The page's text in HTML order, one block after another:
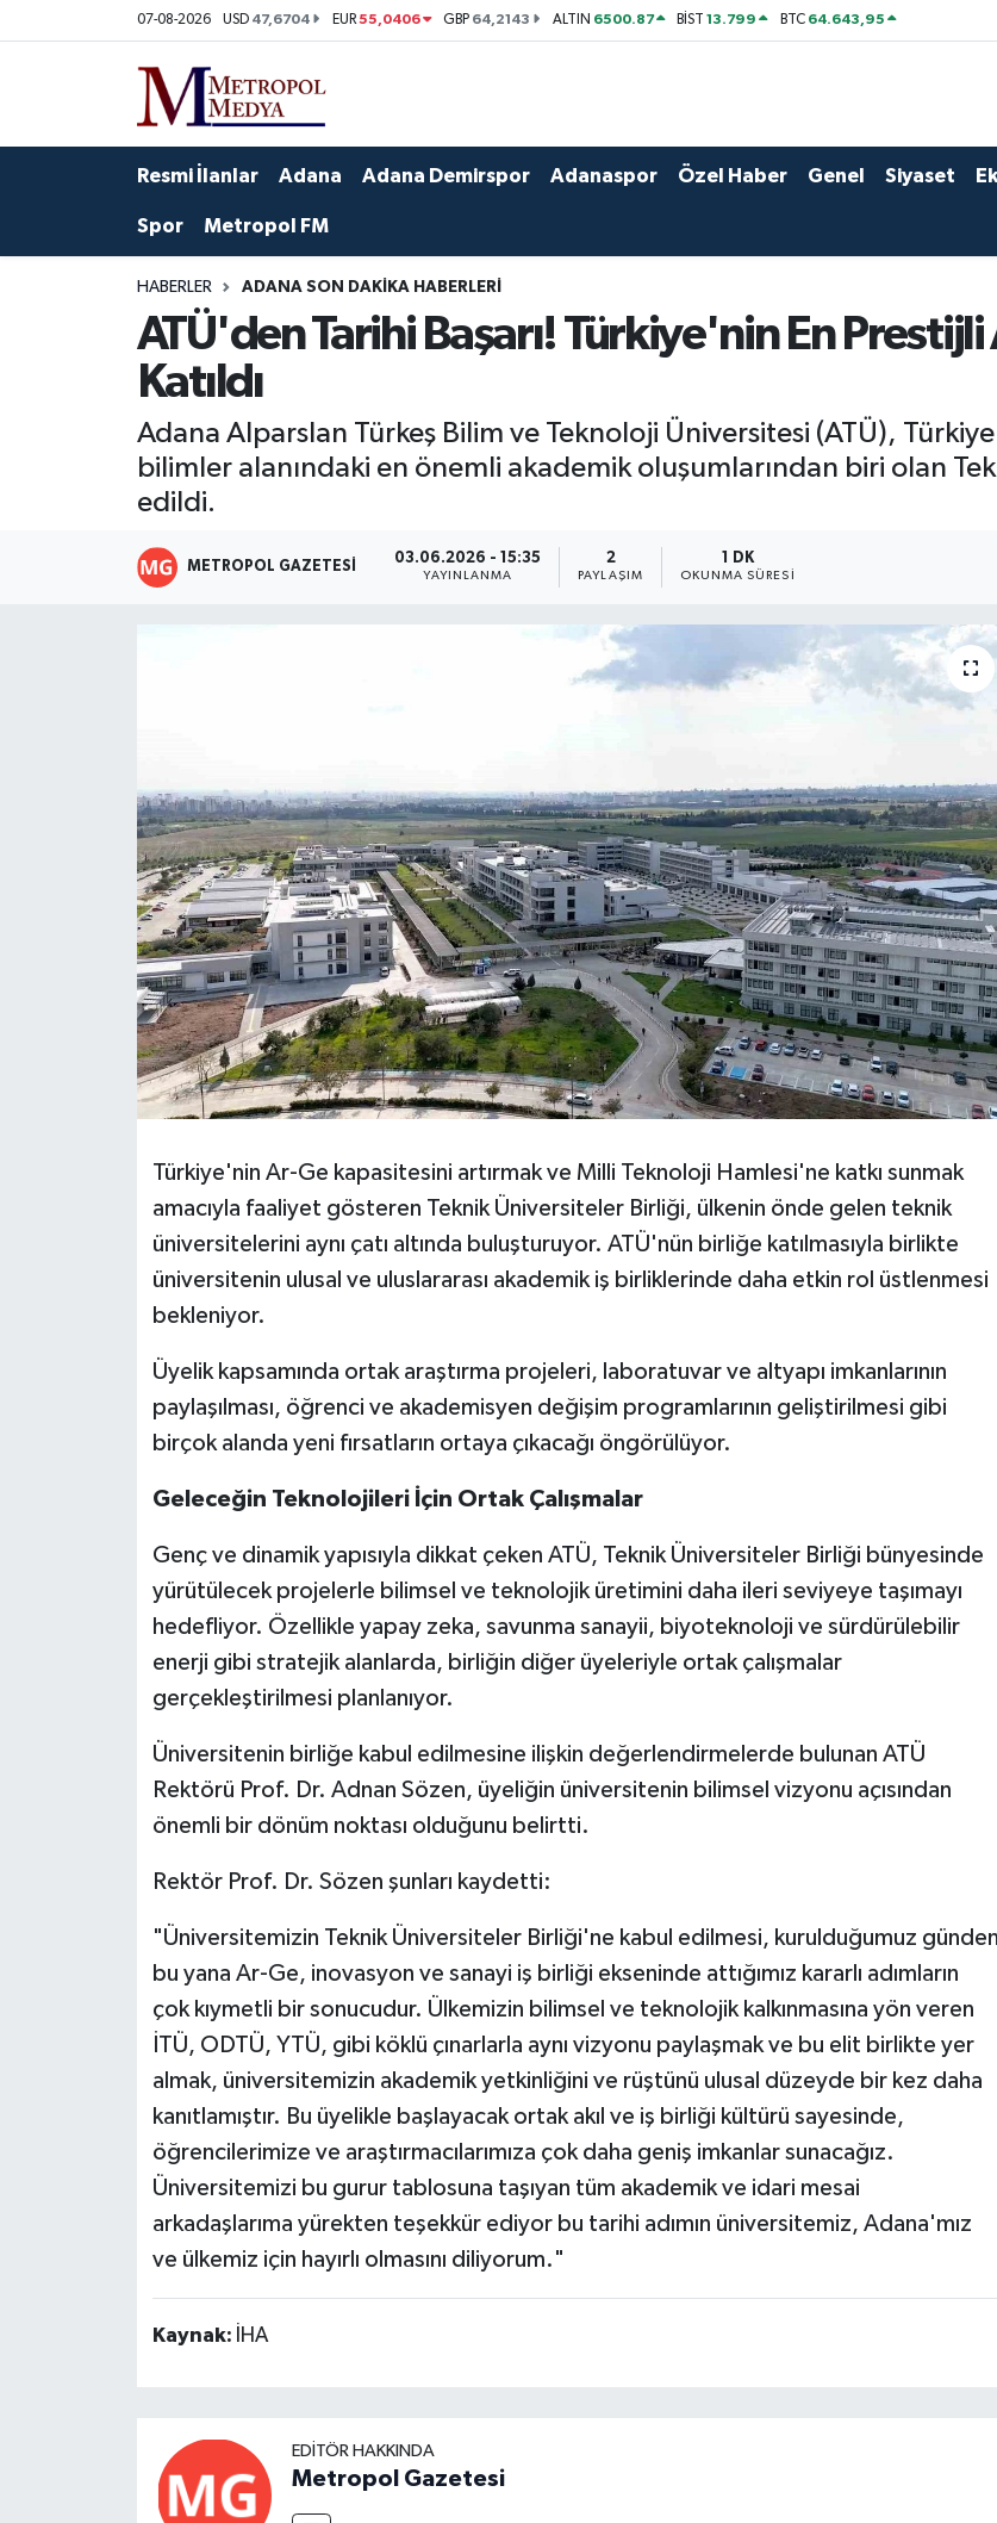
07-08-2026 USD 47,6704 EUR55,0406 GBP 64,2143 ALTIN 6500.87 BİST13.799 BTC 64.643,95
Resmi İlanlar Adana Adana Demirspor Adanaspor Özel Haber Genel Siyaset
Spor Metropol FM
HABERLER ADANA SON DAKIKA HABERLERI
ATÜ'den Tarihi Başarı! Türkiye'nin En
Katıldı
Adana Alparslan Türkeş Bilim ve Teknoloji Üniversitesi (ATÜ),
bilimler alanındaki en önemli akademik oluşumlarından biri olan
edildi.
METROPOL GAZETESI 03.06.2026 - 15:35
YAYINLANMA
2
PAYLAŞIM
1 DK
OKUNMA SÜRESI
Türkiye'nin Ar-Ge kapasitesini artırmak ve Milli Teknoloji Hamlesi'ne katkı sunmak
amacıyla faaliyet gösteren Teknik Üniversiteler Birliği, ülkenin önde gelen teknik
üniversitelerini aynı çatı altında buluşturuyor. ATÜ'nün birliğe katılmasıyla birlikte
üniversitenin ulusal ve uluslararası akademik iş birliklerinde daha etkin rol üstlenmesi
bekleniyor.
Üyelik kapsamında ortak araştırma projeleri, laboratuvar ve altyapı imkanlarının
paylaşılması, öğrenci ve akademisyen değişim programlarının geliştirilmesi gibi
birçok alanda yeni fırsatların ortaya çıkacağı öngörülüyor.
Geleceğin Teknolojileri İçin Ortak Çalışmalar
Genç ve dinamik yapısıyla dikkat çeken ATÜ, Teknik Üniversiteler Birliği bünyesinde
yürütülecek projelerle bilimsel ve teknolojik üretimini daha ileri seviyeye taşımayı
hedefliyor. Özellikle yapay zeka, savunma sanayii, biyoteknoloji ve sürdürülebilir
enerji gibi stratejik alanlarda, birliğin diğer üyeleriyle ortak çalışmalar
gerçekleştirilmesi planlanıyor.
Üniversitenin birliğe kabul edilmesine ilişkin değerlendirmelerde bulunan ATÜ
Rektörü Prof. Dr. Adnan Sözen, üyeliğin üniversitenin bilimsel vizyonu açısından
önemli bir dönüm noktası olduğunu belirtti.
Rektör Prof. Dr. Sözen şunları kaydetti:
"Üniversitemizin Teknik Üniversiteler Birliği'ne kabul edilmesi, kurulduğumuz günden
bu yana Ar-Ge, inovasyon ve sanayi iş birliği ekseninde attığımız kararlı adımların
çok kıymetli bir sonucudur. Ülkemizin bilimsel ve teknolojik kalkınmasına yön veren
İTÜ, ODTÜ, YTÜ, gibi köklü çınarlarla aynı vizyonu paylaşmak ve bu elit birlikte yer
almak, üniversitemizin akademik yetkinliğini ve rüştünü ulusal düzeyde bir kez daha
kanıtlamıştır. Bu üyelikle başlayacak ortak akıl ve iş birliği kültürü sayesinde,
öğrencilerimize ve araştırmacılarımıza çok daha geniş imkanlar sunacağız.
Üniversitemizi bu gurur tablosuna taşıyan tüm akademik ve idari mesai
arkadaşlarıma yürekten teşekkür ediyor bu tarihi adımın üniversitemiz, Adana'mız
ve ülkemiz için hayırlı olmasını diliyorum."
Kaynak: İHA
EDITÖR HAKKINDA
Metropol Gazetesi
Ekonomi
Özel Haberler
Yerel Yönetim
Kültür-Sanat
Magazin
Resmi İlanlar
Yazarlar
Foto Galeri
Seyhan Nöbetçi Eczaneler
Seyhan Hava Durumu
Tüm Manşetler
Son Dakika Haberleri
Haber Arşivi